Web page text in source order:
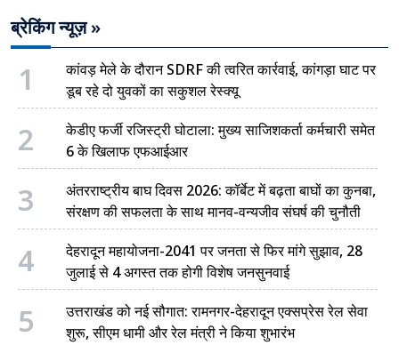
ब्रेकिंग न्यूज़ »
1
कांवड़ मेले के दौरान SDRF की त्वरित कार्रवाई, कांगड़ा घाट पर
डूब रहे दो युवकों का सकुशल रेस्क्यू
2
केडीए फर्जी रजिस्ट्री घोटाला: मुख्य साजिशकर्ता कर्मचारी समेत
6 के खिलाफ एफआईआर
3
अंतरराष्ट्रीय बाघ दिवस 2026: कॉर्बेट में बढ़ता बाघों का कुनबा,
संरक्षण की सफलता के साथ मानव-वन्यजीव संघर्ष की चुनौती
4
देहरादून महायोजना-2041 पर जनता से फिर मांगे सुझाव, 28
जुलाई से 4 अगस्त तक होगी विशेष जनसुनवाई
5
उत्तराखंड को नई सौगात: रामनगर-देहरादून एक्सप्रेस रेल सेवा
शुरू, सीएम धामी और रेल मंत्री ने किया शुभारंभ